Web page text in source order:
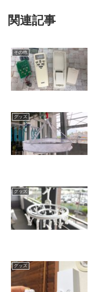
関連記事
その他
グッズ
グッズ
グッズ